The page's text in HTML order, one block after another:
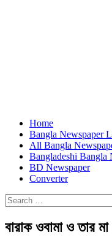
Home
Bangla Newspaper
All Bangla
Bangladeshi Bangla
BD Newspaper
Converter
Search
for:
বারাক ওবামা ও তার মা